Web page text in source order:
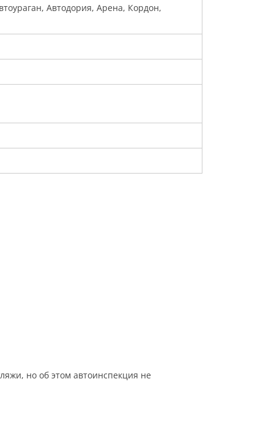
Автодория, Арена, Кордон,
но об этом автоинспекция не